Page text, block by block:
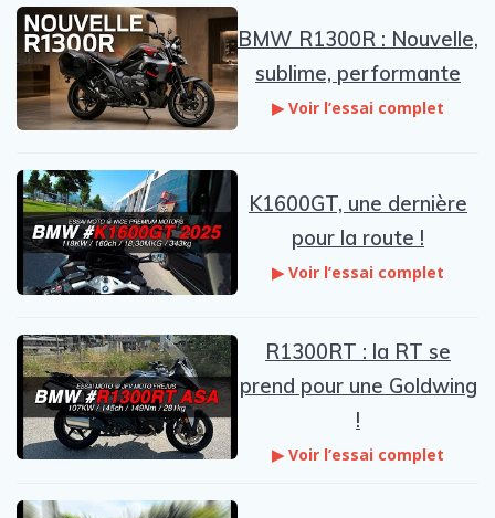
BMW R1300R : Nouvelle,
sublime, performante
▶ Voir l’essai complet
K1600GT, une dernière
pour la route !
▶ Voir l’essai complet
R1300RT : la RT se
prend pour une Goldwing
!
▶ Voir l’essai complet